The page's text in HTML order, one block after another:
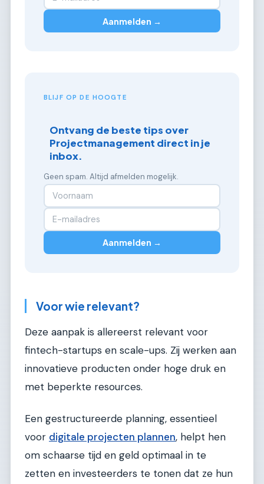
Aanmelden →
BLIJF OP DE HOOGTE
Ontvang de beste tips over
Projectmanagement direct in je
inbox.
Geen spam. Altijd afmelden mogelijk.
Aanmelden →
Voor wie relevant?
Deze aanpak is allereerst relevant voor
fintech-startups en scale-ups. Zij werken aan
innovatieve producten onder hoge druk en
met beperkte resources.
Een gestructureerde planning, essentieel
voor digitale projecten plannen, helpt hen
om schaarse tijd en geld optimaal in te
zetten en investeerders te tonen dat ze hun